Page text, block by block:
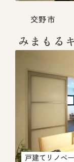
交野市
みまもる
戸建てリノベ